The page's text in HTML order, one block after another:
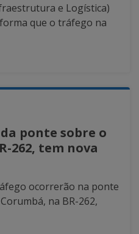
e Logística)
que o tráfego na
ponte sobre o
262, tem nova
ocorrerão na ponte
na BR-262,